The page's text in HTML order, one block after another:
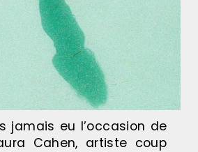
jamais eu l’occasion de
Cahen, artiste coup